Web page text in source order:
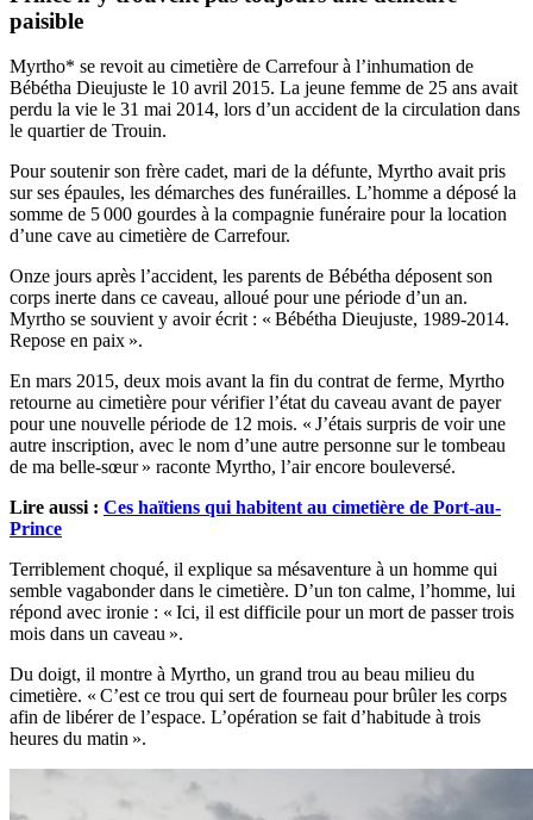
paisible
Myrtho* se revoit au cimetière de Carrefour à l’inhumation de
Bébétha Dieujuste le 10 avril 2015. La jeune femme de 25 ans avait
perdu la vie le 31 mai 2014, lors d’un accident de la circulation dans
le quartier de Trouin.
Pour soutenir son frère cadet, mari de la défunte, Myrtho avait pris
sur ses épaules, les démarches des funérailles. L’homme a déposé la
somme de 5 000 gourdes à la compagnie funéraire pour la location
d’une cave au cimetière de Carrefour.
Onze jours après l’accident, les parents de Bébétha déposent son
corps inerte dans ce caveau, alloué pour une période d’un an.
Myrtho se souvient y avoir écrit : « Bébétha Dieujuste, 1989-2014.
Repose en paix ».
En mars 2015, deux mois avant la fin du contrat de ferme, Myrtho
retourne au cimetière pour vérifier l’état du caveau avant de payer
pour une nouvelle période de 12 mois. « J’étais surpris de voir une
autre inscription, avec le nom d’une autre personne sur le tombeau
de ma belle-sœur » raconte Myrtho, l’air encore bouleversé.
Lire aussi : Ces haïtiens qui habitent au cimetière de Port-au-
Prince
Terriblement choqué, il explique sa mésaventure à un homme qui
semble vagabonder dans le cimetière. D’un ton calme, l’homme, lui
répond avec ironie : « Ici, il est difficile pour un mort de passer trois
mois dans un caveau ».
Du doigt, il montre à Myrtho, un grand trou au beau milieu du
cimetière. « C’est ce trou qui sert de fourneau pour brûler les corps
afin de libérer de l’espace. L’opération se fait d’habitude à trois
heures du matin ».